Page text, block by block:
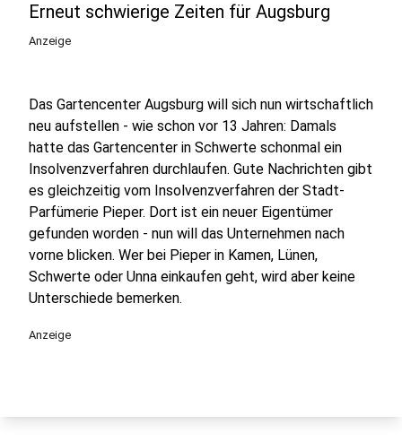
Erneut schwierige Zeiten für Augsburg
Anzeige
Das Gartencenter Augsburg will sich nun wirtschaftlich
neu aufstellen - wie schon vor 13 Jahren: Damals
hatte das Gartencenter in Schwerte schonmal ein
Insolvenzverfahren durchlaufen. Gute Nachrichten gibt
es gleichzeitig vom Insolvenzverfahren der Stadt-
Parfümerie Pieper. Dort ist ein neuer Eigentümer
gefunden worden - nun will das Unternehmen nach
vorne blicken. Wer bei Pieper in Kamen, Lünen,
Schwerte oder Unna einkaufen geht, wird aber keine
Unterschiede bemerken.
Anzeige